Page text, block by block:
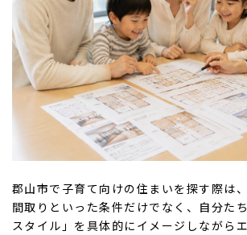
郡山市で子育て向けの住まいを探す際は
間取りといった条件だけでなく、自分た
スタイル」を具体的にイメージしながら